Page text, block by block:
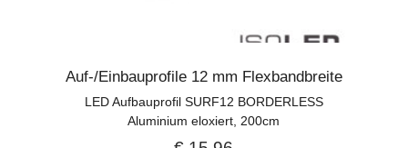
Auf-/Einbauprofile 12 mm Flexbandbreite
LED Aufbauprofil SURF12 BORDERLESS
Aluminium eloxiert, 200cm